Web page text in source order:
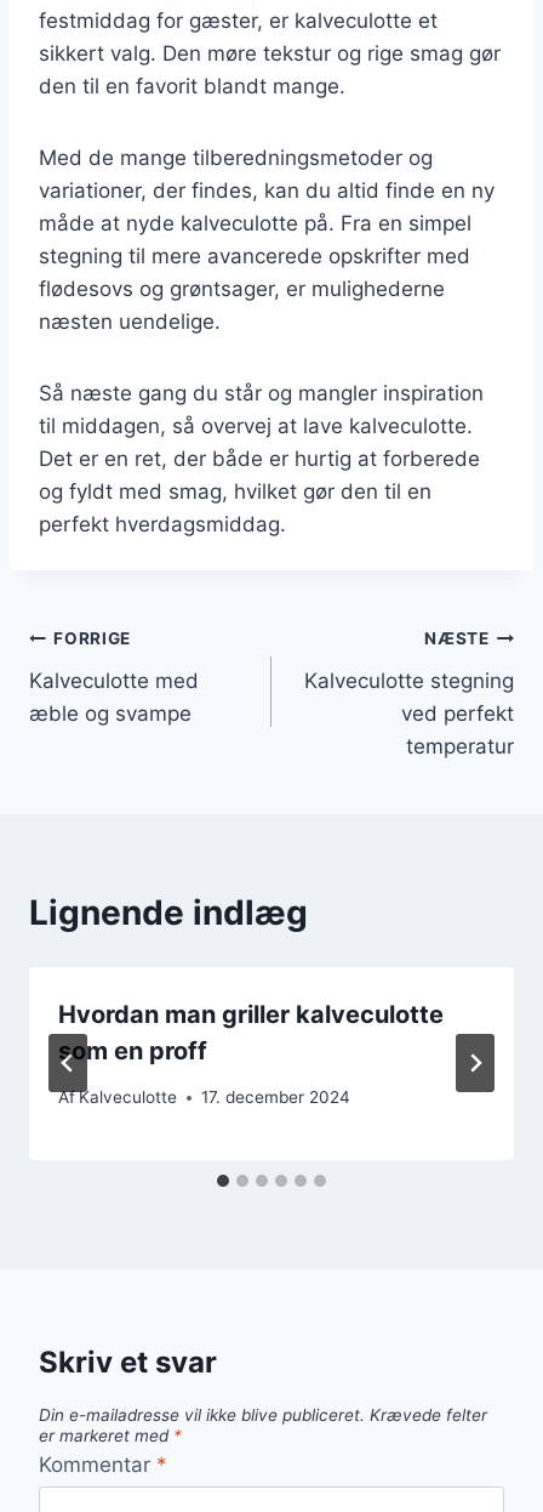
festmiddag for gæster, er kalveculotte et
sikkert valg. Den møre tekstur og rige smag gør
den til en favorit blandt mange.
Med de mange tilberedningsmetoder og
variationer, der findes, kan du altid finde en ny
måde at nyde kalveculotte på. Fra en simpel
stegning til mere avancerede opskrifter med
flødesovs og grøntsager, er mulighederne
næsten uendelige.
Så næste gang du står og mangler inspiration
til middagen, så overvej at lave kalveculotte.
Det er en ret, der både er hurtig at forberede
og fyldt med smag, hvilket gør den til en
perfekt hverdagsmiddag.
Indlægsnavigation
FORRIGE
Kalveculotte med
æble og svampe
NÆSTE
Kalveculotte stegning
ved perfekt
temperatur
Lignende indlæg
Hvordan man griller kalveculotte
som en proff
AfKalveculotte 17. december 2024
Skriv et svar
Din e-mailadresse vil ikke blive publiceret. Krævede felter
er markeret med *
Kommentar *